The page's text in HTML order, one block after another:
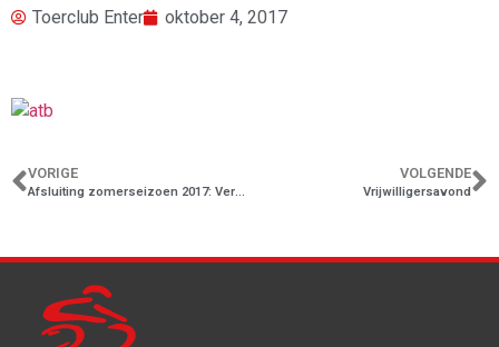
Toerclub Enter oktober 4, 2017
VORIGE
Afsluiting zomerseizoen 2017: Verplaatst!
VOLGENDE
Vrijwilligersavond